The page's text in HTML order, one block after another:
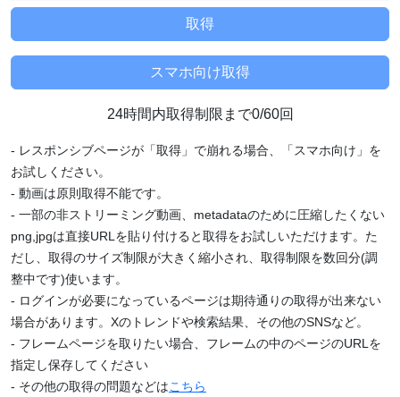
24時間内取得制限まで0/60回
- レスポンシブページが「取得」で崩れる場合、「スマホ向け」を
お試しください。
- 動画は原則取得不能です。
- 一部の非ストリーミング動画、metadataのために圧縮したくない
png,jpgは直接URLを貼り付けると取得をお試しいただけます。た
だし、取得のサイズ制限が大きく縮小され、取得制限を数回分(調
整中です)使います。
- ログインが必要になっているページは期待通りの取得が出来ない
場合があります。Xのトレンドや検索結果、その他のSNSなど。
- フレームページを取りたい場合、フレームの中のページのURLを
指定し保存してください
- その他の取得の問題などはこちら